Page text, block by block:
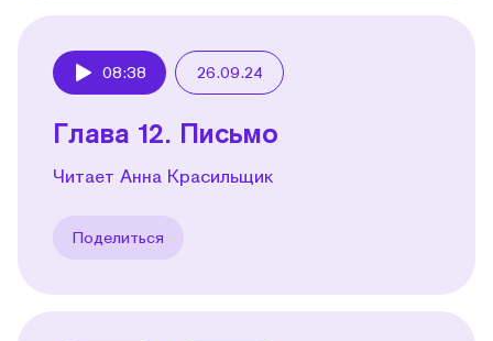
08:38 26.09.24
Глава 12. Письмо
Читает Анна Красильщик
Поделиться